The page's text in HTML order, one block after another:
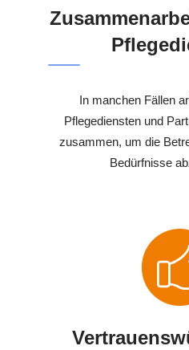
In manchen Fällen
Pflegediensten und
zusammen, um die
Bedürfnisse